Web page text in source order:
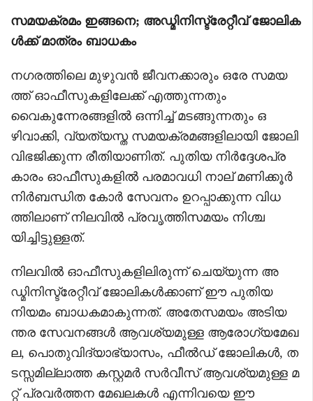
സമയക്രമം ഇങ്ങനെ; അഡ്മിനിസ്ട്രേറ്റീവ് ജോലിക
ൾക്ക് മാത്രം ബാധകം
നഗരത്തിലെ മുഴുവൻ ജീവനക്കാരും ഒരേ സമയ
ത്ത് ഓഫീസുകളിലേക്ക് എത്തുന്നതും
വൈകുന്നേരങ്ങളിൽ ഒന്നിച്ച് മടങ്ങുന്നതും ഒ
ഴിവാക്കി, വ്യത്യസ്ത സമയക്രമങ്ങളിലായി ജോലി
വിഭജിക്കുന്ന രീതിയാണിത്. പുതിയ നിർദ്ദേശപ്ര
കാരം ഓഫീസുകളിൽ പരമാവധി നാല് മണിക്കൂർ
നിർബന്ധിത കോർ സേവനം ഉറപ്പാക്കുന്ന വിധ
ത്തിലാണ് നിലവിൽ പ്രവൃത്തിസമയം നിശ്ച
യിച്ചിട്ടുള്ളത്.
നിലവിൽ ഓഫീസുകളിലിരുന്ന് ചെയ്യുന്ന അ
ഡ്മിനിസ്ട്രേറ്റീവ് ജോലികൾക്കാണ് ഈ പുതിയ
നിയമം ബാധകമാകുന്നത്. അതേസമയം അടിയ
ന്തര സേവനങ്ങൾ ആവശ്യമുള്ള ആരോഗ്യമേഖ
ല, പൊതുവിദ്യാഭ്യാസം, ഫീൽഡ് ജോലികൾ, ത
ടസ്സമില്ലാത്ത കസ്റ്റമർ സർവീസ് ആവശ്യമുള്ള മ
റ്റ് പ്രവർത്തന മേഖലകൾ എന്നിവയെ ഈ